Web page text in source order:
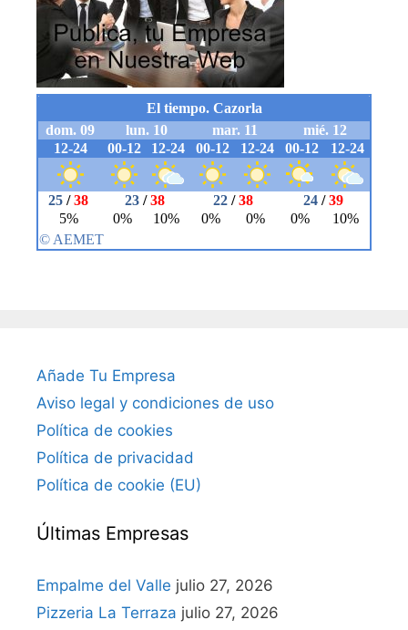
Añade Tu Empresa
Aviso legal y condiciones de uso
Política de cookies
Política de privacidad
Política de cookie (EU)
Últimas Empresas
Empalme del Valle julio 27, 2026
Pizzeria La Terraza julio 27, 2026